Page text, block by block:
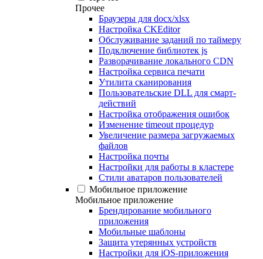
Прочее
Браузеры для docx/xlsx
Настройка CKEditor
Обслуживание заданий по таймеру
Подключение библиотек js
Разворачивание локального CDN
Настройка сервиса печати
Утилита сканирования
Пользовательские DLL для смарт-
действий
Настройка отображения ошибок
Изменение timeout процедур
Увеличение размера загружаемых
файлов
Настройка почты
Настройки для работы в кластере
Стили аватаров пользователей
Мобильное приложение
Мобильное приложение
Брендирование мобильного
приложения
Мобильные шаблоны
Защита утерянных устройств
Настройки для iOS-приложения